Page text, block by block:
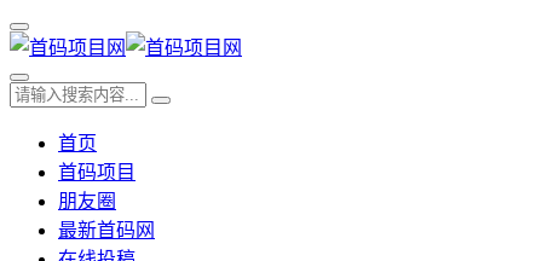
首页
首码项目
朋友圈
最新首码网